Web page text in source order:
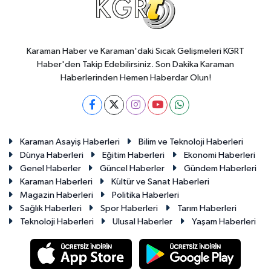
Karaman Haber ve Karaman'daki Sıcak Gelişmeleri KGRT
Haber'den Takip Edebilirsiniz. Son Dakika Karaman
Haberlerinden Hemen Haberdar Olun!
Karaman Asayiş Haberleri
Bilim ve Teknoloji Haberleri
Dünya Haberleri
Eğitim Haberleri
Ekonomi Haberleri
Genel Haberler
Güncel Haberler
Gündem Haberleri
Karaman Haberleri
Kültür ve Sanat Haberleri
Magazin Haberleri
Politika Haberleri
Sağlık Haberleri
Spor Haberleri
Tarım Haberleri
Teknoloji Haberleri
Ulusal Haberler Yaşam Haberleri